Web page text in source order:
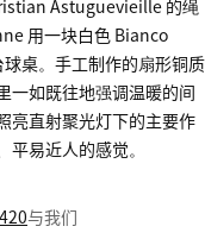
Astuguevieille 的绳
用一块白色 Bianco
桌。手工制作的扇形铜质
一如既往地强调温暖的间
亮直射聚光灯下的主要作
易近人的感觉。
与我们